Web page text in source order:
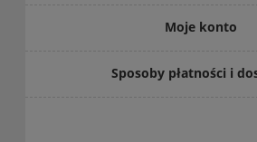
Moje konto
Sposoby płatności i